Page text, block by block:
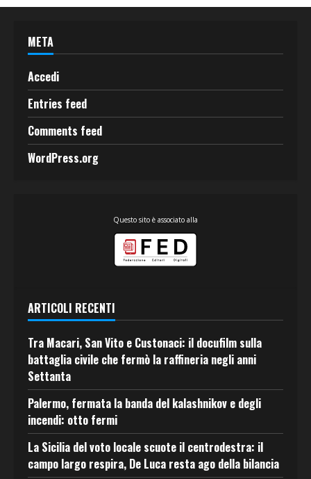
META
Accedi
Entries feed
Comments feed
WordPress.org
Questo sito è associato alla
ARTICOLI RECENTI
Tra Macari, San Vito e Custonaci: il docufilm sulla
battaglia civile che fermò la raffineria negli anni
Settanta
Palermo, fermata la banda del kalashnikov e degli
incendi: otto fermi
La Sicilia del voto locale scuote il centrodestra: il
campo largo respira, De Luca resta ago della bilancia